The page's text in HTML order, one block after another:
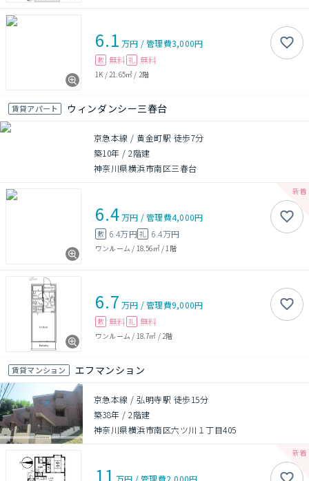
6.1 万円 /管理費3,000円
敷 無料 礼 無料
1K / 21.65㎡ / 2階
賃貸アパート ウィンダンシー三春台
京急本線 / 黄金町駅 徒歩7分
築10年 /2階建
神奈川県横浜市南区三春台
6.4万円 /管理費4,000円
敷 6.4万円礼 6.4万円
ワンルーム / 18.56㎡/ 1階
6.7 万円 /管理費9,000円
敷 無料 礼 無料
ワンルーム / 18.7㎡ / 2階
賃貸マンション エフマンション
京急本線 / 弘明寺駅 徒歩15分
築38年 /2階建
神奈川県横浜市南区六ツ川１丁目405
11 万円 /管理費2,000円